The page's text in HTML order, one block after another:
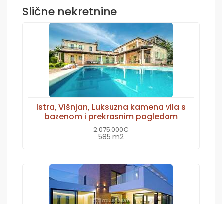
Slične nekretnine
Istra, Višnjan, Luksuzna kamena vila s
bazenom i prekrasnim pogledom
2.075.000€
585 m2